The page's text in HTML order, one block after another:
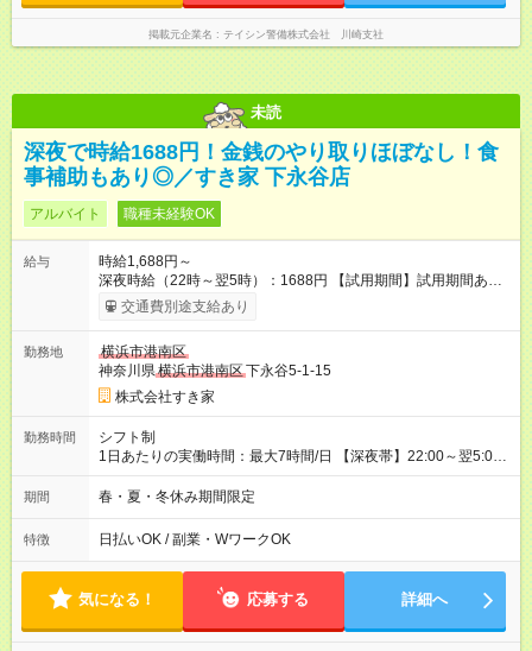
掲載元企業名 テイシン警備株式会社 川崎支社
未読
深夜で時給1688円！金銭のやり取りほぼなし！食
事補助もあり◎／すき家 下永谷店
アルバイト 職種未経験OK
給与
時給1,688円～
深夜時給（22時～翌5時）：1688円 【試用期間】試用期間あり
試用期間の長さ：1ヶ月 雇用形態、給与は本採用時と同じです。
試用期間の実態は30日（※条件変更なし）ですが、切り上げで
同時給）
交通費別途支給あり
勤務地
横浜市港南区
神奈川県横浜市港南区下永谷5-1-15
株式会社すき家
勤務時間
シフト制
1日あたりの実働時間：最大7時間/日 【深夜帯】22:00～翌5:00
週2日～・1日2h～OK◎ ※22:00から翌5:00までは18歳以上の方
のみ勤務可能です（18歳未満の深夜業務禁止のため） ★深夜で
す。 必ず、2名以上での勤務を行いますので、安心して働けま
す。
期間 春・夏・冬休み期間限定
特徴 日払いOK / 副業・WワークOK
気になる！ 応募する 詳細へ